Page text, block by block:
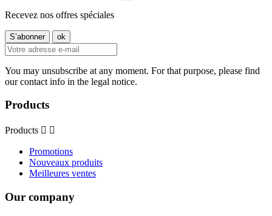
Recevez nos offres spéciales
You may unsubscribe at any moment. For that purpose, please find
our contact info in the legal notice.
Products
Products  
Promotions
Nouveaux produits
Meilleures ventes
Our company